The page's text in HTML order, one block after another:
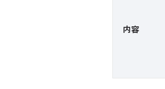
内容